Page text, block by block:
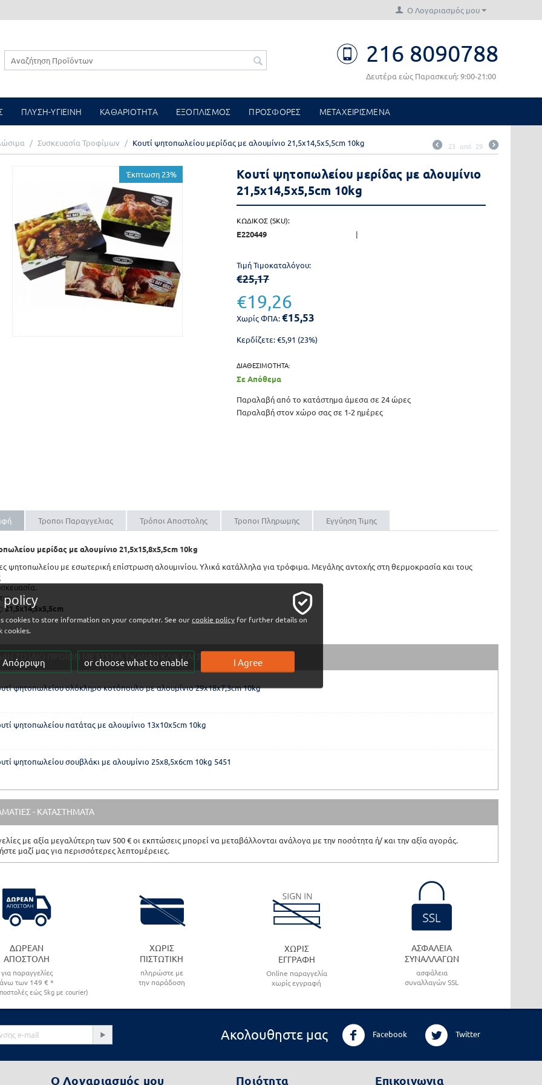
Ο Λογαριασμός μου
216 8090788
Δευτέρα εώς Παρασκευή: 9:00-21:00
ΠΛΥΣΗ-ΥΓΙΕΙΝΗ ΚΑΘΑΡΙΟΤΗΤΑ ΕΞΟΠΛΙΣΜΟΣ ΠΡΟΣΦΟΡΕΣ ΜΕΤΑΧΕΙΡΙΣΜΕΝΑ
/ Συσκευασία Τροφίμων / Κουτί ψητοπωλείου μερίδας με αλουμίνιο 21,5x14,5x5,5cm 10kg 23 από 29
Έκπτωση 23%
Κουτί ψητοπωλείου μερίδας με αλουμίνιο
21,5x14,5x5,5cm 10kg
ΚΩΔΙΚΟΣ (SKU):
E220449 |
Τιμή Τιμοκαταλόγου:
€25,17
€19,26
Χωρίς ΦΠΑ:€15,53
Κερδίζετε: €5,91 (23%)
ΔΙΑΘΕΣΙΜΟΤΗΤΑ:
Σε Απόθεμα
Παραλαβή από το κατάστημα άμεσα σε 24 ώρες
Παραλαβή στον χώρο σας σε 1-2 ημέρες
Τροποι Παραγγελιας Τρόποι Αποστολης Τροποι Πληρωμης Εγγύηση Τιμης
μερίδας με αλουμίνιο 21,5x15,8x5,5cm 10kg
ψητοπωλείου με εσωτερική επίστρωση αλουμινίου. Υλικά κατάλληλα για τρόφιμα. Μεγάλης αντοχής στη θερμοκρασία και τους
21,5x14,5x5,5cm
ΤO ΙΔΙΟ ΠΡΟΪΟΝ ΜΕ ΕΣΕΝΑ, ΕΚΑΝΑΝ ΚΛΙΚ ΚΑΙ ΣΤΑ ΠΑΡΑΚΑΤΩ
ψητοπωλείου ολόκληρο κοτόπουλο με αλουμίνιο 29x18x7,3cm 10kg
ψητοπωλείου πατάτας με αλουμίνιο 13x10x5cm 10kg
ψητοπωλείου σουβλάκι με αλουμίνιο 25x8,5x6cm 10kg 5451
- ΚΑΤΑΣΤΗΜΑΤΑ
με αξία μεγαλύτερη των 500 € οι εκπτώσεις μπορεί να μεταβάλλονται ανάλογα με την ποσότητα ή/ και την αξία αγοράς.
μαζί μας για περισσότερες λεπτομέρειες.
ΔΩΡΕΑΝ
ΑΠΟΣΤΟΛΗ
για παραγγελίες
άνω των 149 € *
εώς 5kg με courier)
ΧΩΡΙΣ
ΠΙΣΤΩΤΙΚΗ
πληρώστε με
την παράδοση
ΧΩΡΙΣ
ΕΓΓΡΑΦΗ
Online παραγγελία
χωρίς εγγραφή
ΑΣΦΑΛΕΙΑ
ΣΥΝΑΛΛΑΓΩΝ
ασφάλεια
συναλλαγών SSL
Ακολουθηστε μας Facebook Twitter
Ο Λογαριασμός μου Ποιότητα Επικοινωνια
policy
cookies to store information on your computer. See ourcookie policy for further details on
cookies.
Απόρριψη or choose what to enable I Agree